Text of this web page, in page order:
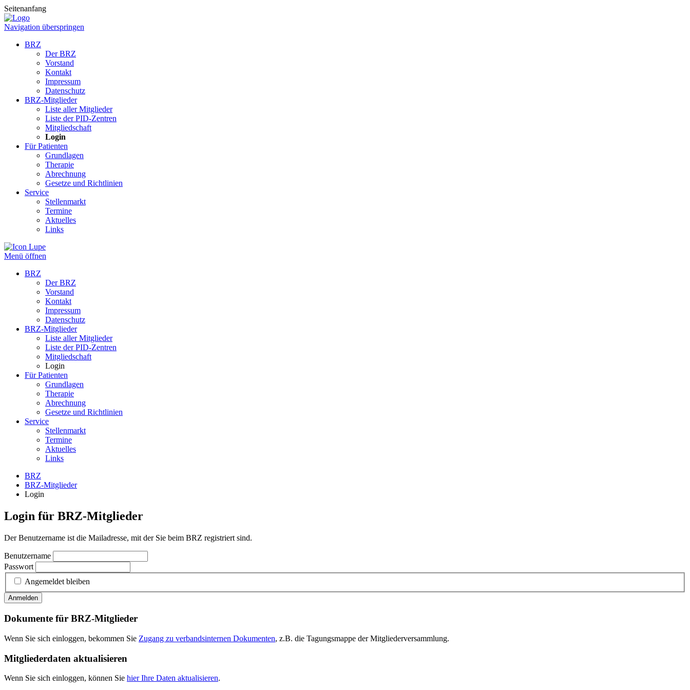
Seitenanfang
Navigation überspringen
BRZ
Der BRZ
Vorstand
Kontakt
Impressum
Datenschutz
BRZ-Mitglieder
Liste aller Mitglieder
Liste der PID-Zentren
Mitgliedschaft
Login
Für Patienten
Grundlagen
Therapie
Abrechnung
Gesetze und Richtlinien
Service
Stellenmarkt
Termine
Aktuelles
Links
Menü öffnen
BRZ
Der BRZ
Vorstand
Kontakt
Impressum
Datenschutz
BRZ-Mitglieder
Liste aller Mitglieder
Liste der PID-Zentren
Mitgliedschaft
Login
Für Patienten
Grundlagen
Therapie
Abrechnung
Gesetze und Richtlinien
Service
Stellenmarkt
Termine
Aktuelles
Links
BRZ
BRZ-Mitglieder
Login
Login für BRZ-Mitglieder
Der Benutzername ist die Mailadresse, mit der Sie beim BRZ registriert sind.
Benutzername
Passwort
Angemeldet bleiben
Anmelden
Dokumente für BRZ-Mitglieder
Wenn Sie sich einloggen, bekommen Sie Zugang zu verbandsinternen Dokumenten, z.B. die Tagungsmappe der Mitgliederversammlung.
Mitgliederdaten aktualisieren
Wenn Sie sich einloggen, können Sie hier Ihre Daten aktualisieren.